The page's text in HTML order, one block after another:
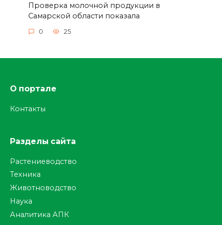
Проверка молочной продукции в
Самарской области показала
0 25
О портале
Контакты
Разделы сайта
Растениеводство
Техника
Животноводство
Наука
Аналитика АПК